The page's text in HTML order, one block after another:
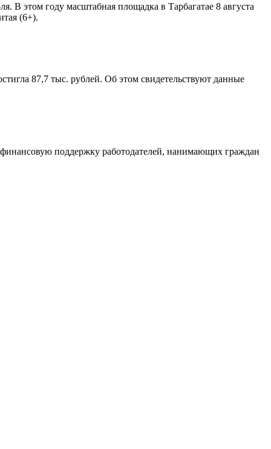
В этом году масштабная площадка в Тарбагатае 8 августа
(6+).
87,7 тыс. рублей. Об этом свидетельствуют данные
поддержку работодателей, нанимающих граждан